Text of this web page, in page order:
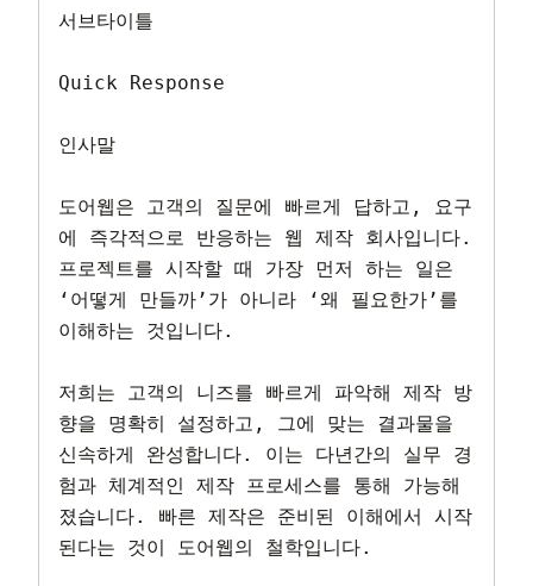
서브타이틀
Quick Response
인사말
도어웹은 고객의 질문에 빠르게 답하고, 요구
에 즉각적으로 반응하는 웹 제작 회사입니다.
프로젝트를 시작할 때 가장 먼저 하는 일은
‘어떻게 만들까’가 아니라 ‘왜 필요한가’를
이해하는 것입니다.
저희는 고객의 니즈를 빠르게 파악해 제작 방
향을 명확히 설정하고, 그에 맞는 결과물을
신속하게 완성합니다. 이는 다년간의 실무 경
험과 체계적인 제작 프로세스를 통해 가능해
졌습니다. 빠른 제작은 준비된 이해에서 시작
된다는 것이 도어웹의 철학입니다.